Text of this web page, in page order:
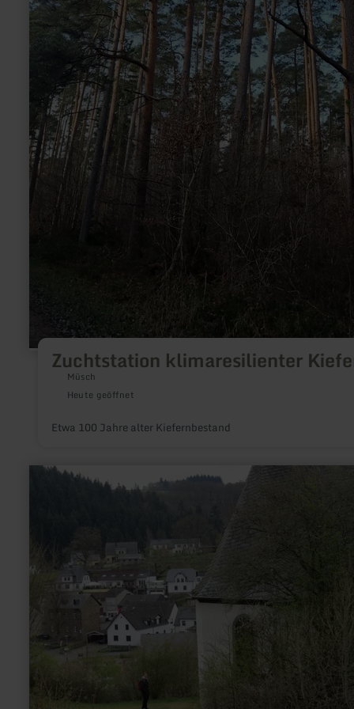
Zuchtstation klimaresilienter
Müsch
Heute geöffnet
Etwa 100 Jahre alter Kiefernbestand
mehr
Virneburg